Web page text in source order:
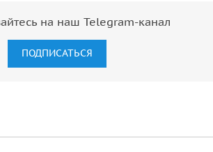
на наш Telegram-канал
ПОДПИСАТЬСЯ